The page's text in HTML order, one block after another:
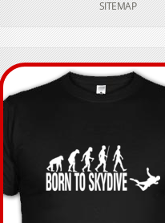
SITEMAP